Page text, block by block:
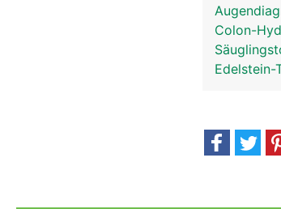
Colon-
Edelstein-